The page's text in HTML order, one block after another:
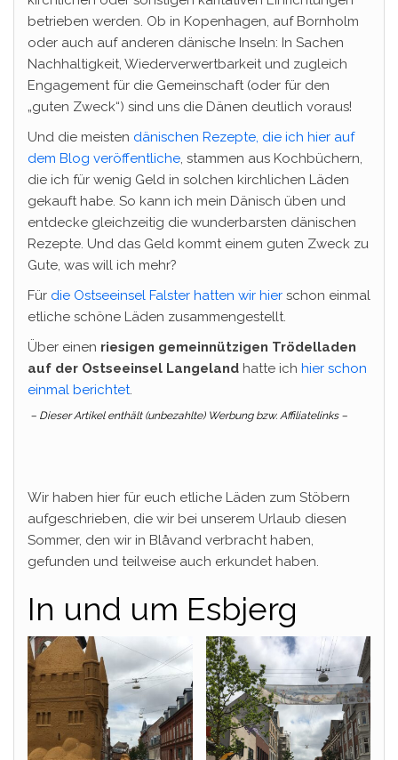
betrieben werden. Ob in Kopenhagen, auf Bornholm
oder auch auf anderen dänische Inseln: In Sachen
Nachhaltigkeit, Wiederverwertbarkeit und zugleich
Engagement für die Gemeinschaft (oder für den
„guten Zweck“) sind uns die Dänen deutlich voraus!
Und die meisten dänischen Rezepte, die ich hier auf
dem Blog veröffentliche, stammen aus Kochbüchern,
die ich für wenig Geld in solchen kirchlichen Läden
gekauft habe. So kann ich mein Dänisch üben und
entdecke gleichzeitig die wunderbarsten dänischen
Rezepte. Und das Geld kommt einem guten Zweck zu
Gute, was will ich mehr?
Für die Ostseeinsel Falster hatten wir hier schon einmal
etliche schöne Läden zusammengestellt.
Über einen riesigen gemeinnützigen Trödelladen
auf der Ostseeinsel Langeland hatte ich hier schon
einmal berichtet.
– Dieser Artikel enthält (unbezahlte) Werbung bzw. Affiliatelinks –
Wir haben hier für euch etliche Läden zum Stöbern
aufgeschrieben, die wir bei unserem Urlaub diesen
Sommer, den wir in Blåvand verbracht haben,
gefunden und teilweise auch erkundet haben.
In und um Esbjerg